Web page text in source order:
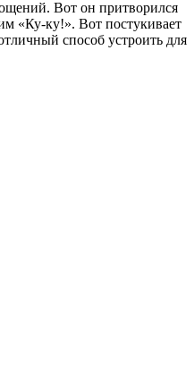
Вот он притворился
«Ку-ку!». Вот постукивает
способ устроить для